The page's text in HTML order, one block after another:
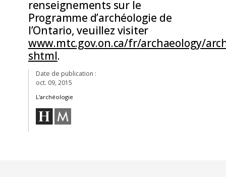
Date de publication :
oct. 09, 2015
L'archéologie
renseignements sur le
Programme d’archéologie de
l’Ontario, veuillez visiter
www.mtc.gov.on.ca/fr/archaeology/
shtml.